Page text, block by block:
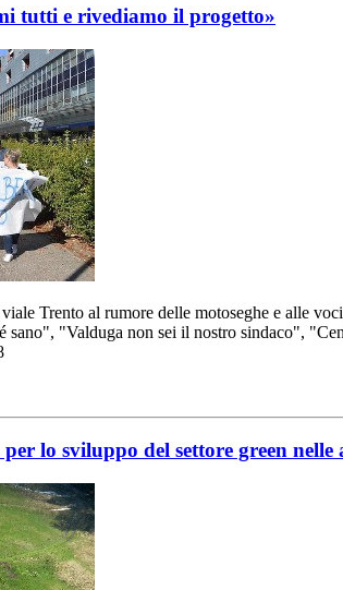
tutti e rivediamo il progetto»
Trento al rumore delle motoseghe e alle
"Valduga non sei il nostro sindaco",
lo sviluppo del settore green nelle